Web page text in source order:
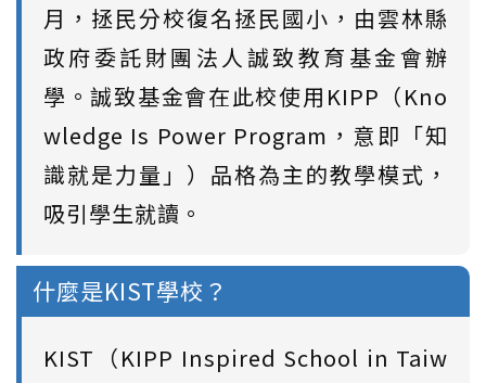
月，拯民分校復名拯民國小，由雲林縣
政府委託財團法人誠致教育基金會辦
學。誠致基金會在此校使用KIPP（Kno
wledge Is Power Program，意即「知
識就是力量」）品格為主的教學模式，
吸引學生就讀。
什麼是KIST學校？
KIST（KIPP Inspired School in Taiw